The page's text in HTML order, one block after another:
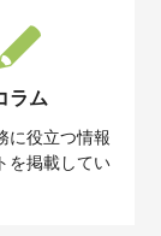
ラム
に役立つ情報
を掲載してい